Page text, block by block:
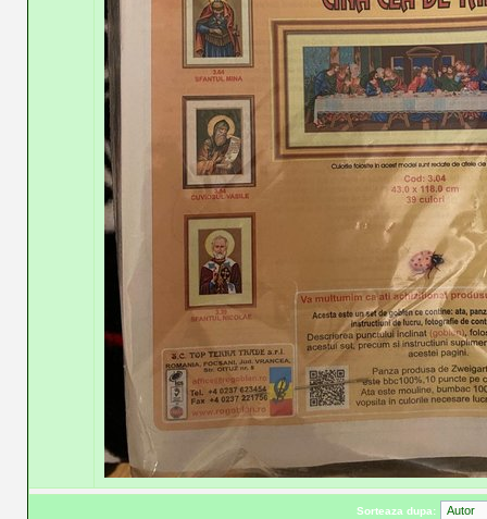
Sorteaza dupa: